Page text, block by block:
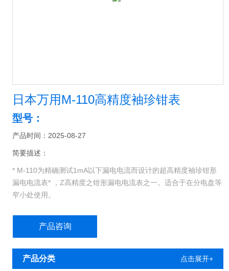
日本万用M-110高精度袖珍钳表
型号：
产品时间：2025-08-27
简要描述：
* M-110为精确测试1mA以下漏电电流而设计的超高精度袖珍钳形
漏电电流表* ，Z高精度之钳形漏电电流表之一。适合于在分电盘等
窄小处使用。
产品咨询
产品分类 点击展开+